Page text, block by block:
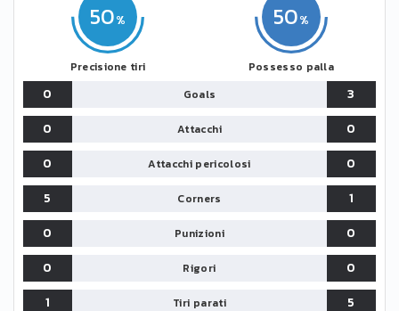
50
Precisione tiri
50
Possesso palla
0 Goals
3
0
Attacchi
0
0
Attacchi pericolosi
0
5
Corners
1
0
Punizioni
0
0
Rigori
0
1
Tiri parati 5